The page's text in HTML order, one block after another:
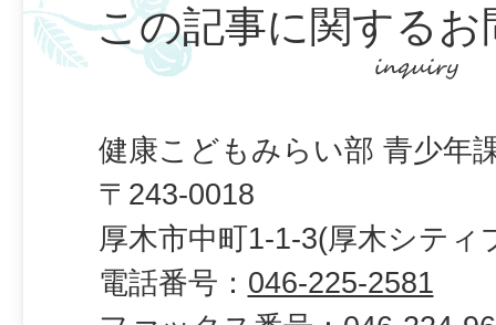
この記事に関するお
健康こどもみらい部 青少年
〒243-0018
厚木市中町1-1-3(厚木シティ
電話番号： 046-225-2581